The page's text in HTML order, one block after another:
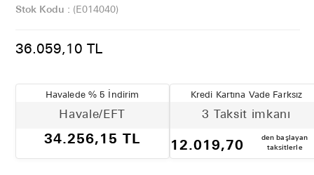
Stok Kodu (E014040)
36.059,10 TL
Havalede % 5 İndirim
Havale/EFT
34.256,15 TL
Kredi Kartına Vade Farksız
3 Taksit imkanı
12.019,70
den başlayan
taksitlerle